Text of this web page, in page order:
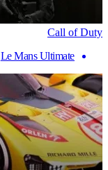
Call of Duty
Le Mans Ultimate